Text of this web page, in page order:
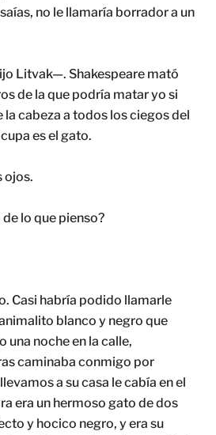
no le llamaría borrador a un
Litvak—. Shakespeare mató
de la que podría matar yo si
la cabeza a todos los ciegos del
es el gato.
ojos.
lo que pienso?
Casi habría podido llamarle
blanco y negro que
una noche en la calle,
caminaba conmigo por
a su casa le cabía en el
era un hermoso gato de dos
y hocico negro, y era su